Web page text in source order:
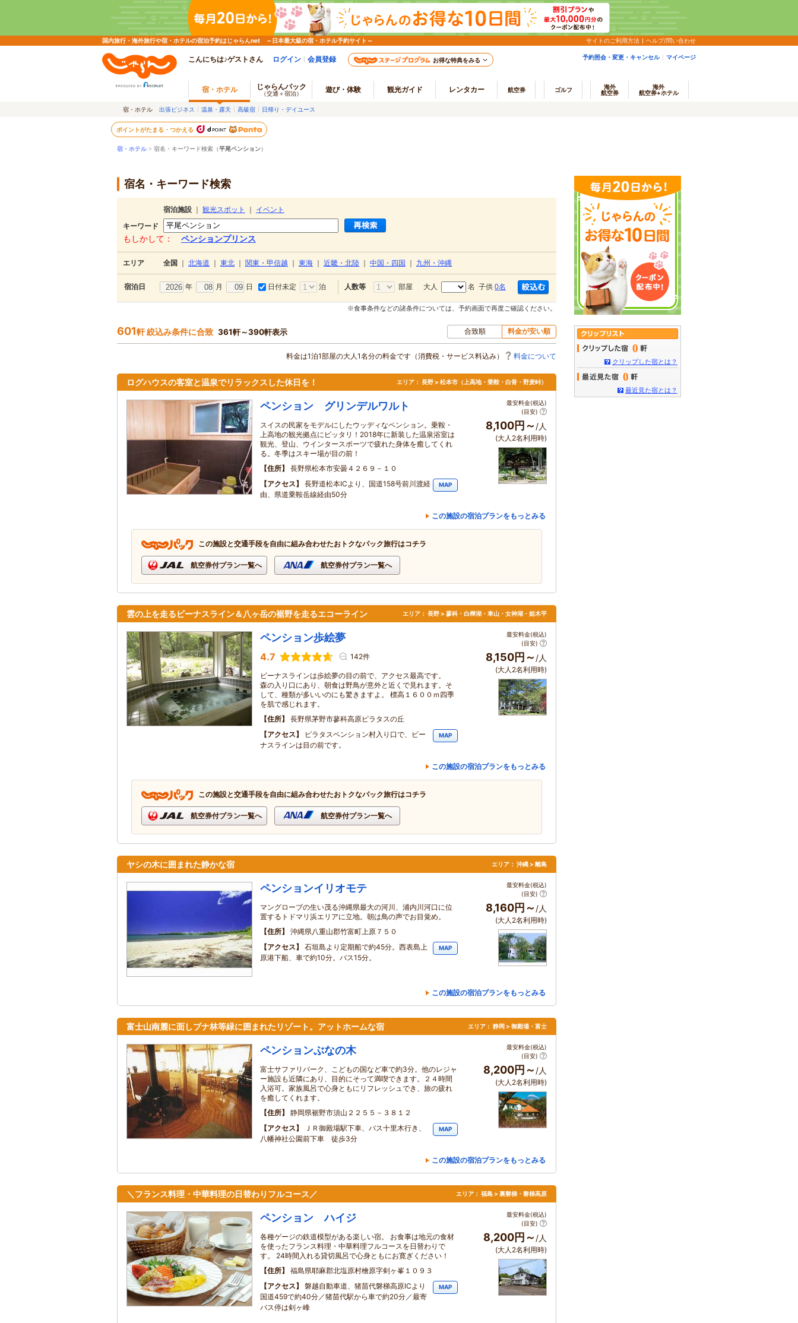
国内旅行・海外旅行や宿・ホテルの宿泊予約はじゃらんnet ～日本最大級の宿・ホテル予約サイト～ サイトのご利用方法 ヘルプ/問い合わせ
こんにちは♪ゲストさん ログイン 会員登録 お得な特典をみる 予約照会・変更・キャンセル マイページ
宿・ホテル じゃらんパック
（交通＋宿泊） 遊び・体験 観光ガイド レンタカー 航空券 ゴルフ
海外
航空券
海外
航空券+ホテル
宿・ホテル 出張ビジネス 温泉・露天 高級宿 日帰り・デイユース
ポイントがたまる・つかえる
宿・ホテル > 宿名・キーワード検索（平尾ペンション）
宿名・キーワード検索
宿泊施設 観光スポット
イベント
キーワード
もしかして： ペンションプリンス
エリア 全国 北海道 東北 関東・甲信越 東海 近畿・北陸 中国・四国 九州・沖縄
宿泊日 年 月 日 日付未定 泊 人数等 部屋 大人 名 子供 0名
※食事条件などの諸条件については、予約画面で再度ご確認ください。
601軒 絞込み条件に合致 361軒～390軒表示 合致順 料金が安い順
料金は1泊1部屋の大人1名分の料金です（消費税・サービス料込み） 料金について
ログハウスの客室と温泉でリラックスした休日を！ エリア： 長野 > 松本市（上高地・乗鞍・白骨・野麦峠）
ペンション グリンデルワルト
スイスの民家をモデルにしたウッディなペンション。乗鞍・
上高地の観光拠点にピッタリ！2018年に新装した温泉浴室は
観光、登山、ウインタースポーツで疲れた身体を癒してくれ
る。冬季はスキー場が目の前！
住所
長野県松本市安曇４２６９－１０
アクセス
長野道松本ICより、国道158号前川渡経
由、県道乗鞍岳線経由50分
MAP
最安料金(税込)
(目安)
8,100円～ /人
(大人2名利用時)
この施設の宿泊プランをもっとみる
この施設と交通手段を自由に組み合わせたおトクなパック旅行はコチラ
航空券付プラン一覧へ 航空券付プラン一覧へ
雲の上を走るビーナスライン＆八ヶ岳の裾野を走るエコーライン エリア： 長野 > 蓼科・白樺湖・車山・女神湖・姫木平
ペンション歩絵夢
4.7 142件
ビーナスラインは歩絵夢の目の前で、アクセス最高です。
森の入り口にあり、朝食は野鳥が意外と近くで見れます。そ
して、種類が多いいのにも驚きますよ。 標高１６００ｍ四季
を肌で感じれます。
住所
長野県茅野市蓼科高原ピラタスの丘
アクセス
ピラタスペンション村入り口で、ビー
ナスラインは目の前です。
MAP
最安料金(税込)
(目安)
8,150円～ /人
(大人2名利用時)
この施設の宿泊プランをもっとみる
この施設と交通手段を自由に組み合わせたおトクなパック旅行はコチラ
航空券付プラン一覧へ 航空券付プラン一覧へ
ヤシの木に囲まれた静かな宿 エリア： 沖縄 > 離島
ペンションイリオモテ
マングローブの生い茂る沖縄県最大の河川、浦内川河口に位
置するトドマリ浜エリアに立地。朝は鳥の声でお目覚め。
住所
沖縄県八重山郡竹富町上原７５０
アクセス
石垣島より定期船で約45分。西表島上
原港下船、車で約10分。バス15分。
MAP
最安料金(税込)
(目安)
8,160円～ /人
(大人2名利用時)
この施設の宿泊プランをもっとみる
富士山南麓に面しブナ林等緑に囲まれたリゾート。アットホームな宿 エリア： 静岡 > 御殿場・富士
ペンションぶなの木
富士サファリパーク、こどもの国など車で約3分。他のレジャ
ー施設も近隣にあり、目的にそって満喫できます。２４時間
入浴可。家族風呂で心身ともにリフレッシュでき、旅の疲れ
を癒してくれます。
住所
静岡県裾野市須山２２５５－３８１２
アクセス
ＪＲ御殿場駅下車、バス十里木行き、
八幡神社公園前下車 徒歩3分
MAP
最安料金(税込)
(目安)
8,200円～ /人
(大人2名利用時)
この施設の宿泊プランをもっとみる
＼フランス料理・中華料理の日替わりフルコース／ エリア： 福島 > 裏磐梯・磐梯高原
ペンション ハイジ
各種ゲージの鉄道模型がある楽しい宿。 お食事は地元の食材
を使ったフランス料理・中華料理フルコースを日替わりで
す。 24時間入れる貸切風呂で心身ともにお寛ぎください！
住所
福島県耶麻郡北塩原村檜原字剣ヶ峯１０９３
アクセス
磐越自動車道、猪苗代磐梯高原ICより
国道459で約40分／猪苗代駅から車で約20分／最寄
バス停は剣ヶ峰
MAP
最安料金(税込)
(目安)
8,200円～ /人
(大人2名利用時)
0
クリップした宿とは？
0
最近見た宿とは？